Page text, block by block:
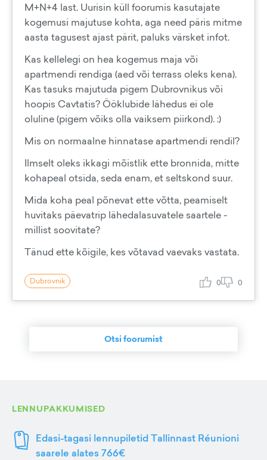
M+N+4 last. Uurisin küll foorumis kasutajate
kogemusi majutuse kohta, aga need päris mitme
aasta tagusest ajast pärit, paluks värsket infot.
Kas kellelegi on hea kogemus maja või
apartmendi rendiga (aed või terrass oleks kena).
Kas tasuks majutuda pigem Dubrovnikus või
hoopis Cavtatis? Ööklubide lähedus ei ole
oluline (pigem võiks olla vaiksem piirkond). :)
Mis on normaalne hinnatase apartmendi rendil?
Ilmselt oleks ikkagi mõistlik ette bronnida, mitte
kohapeal otsida, seda enam, et seltskond suur.
Mida koha peal põnevat ette võtta, peamiselt
huvitaks päevatrip lähedalasuvatele saartele -
millist soovitate?
Tänud ette kõigile, kes võtavad vaevaks vastata.
Dubrovnik 0 0
Otsi foorumist
LENNUPAKKUMISED
Edasi-tagasi lennupiletid Tallinnast Réunioni
saarele alates 766€